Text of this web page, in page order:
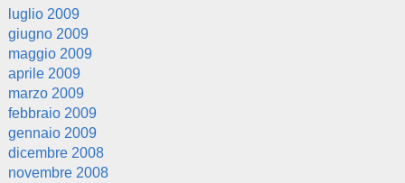
luglio 2009
giugno 2009
maggio 2009
aprile 2009
marzo 2009
febbraio 2009
gennaio 2009
dicembre 2008
novembre 2008